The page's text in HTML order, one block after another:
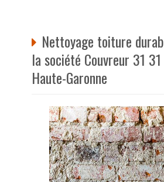
Nettoyage toiture
la société Couvreur 31
Haute-Garonne